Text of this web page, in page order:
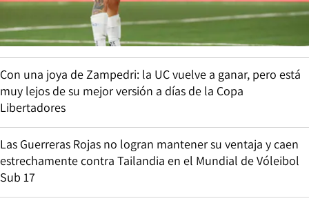
Con una joya de Zampedri: la UC vuelve a ganar, pero está
muy lejos de su mejor versión a días de la Copa
Libertadores
Las Guerreras Rojas no logran mantener su ventaja y caen
estrechamente contra Tailandia en el Mundial de Vóleibol
Sub 17